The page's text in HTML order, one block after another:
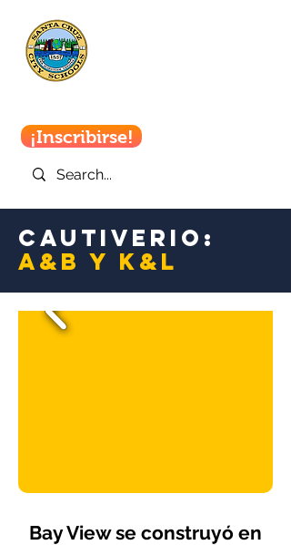
¡Inscribirse!
Cautiverio:
A&B y K&L
Bay View se construyó en